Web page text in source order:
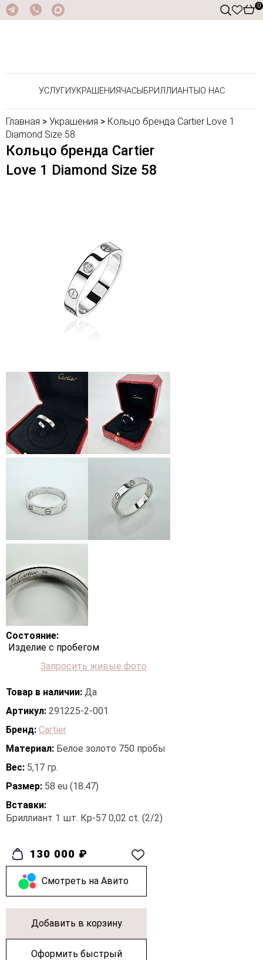
0
УСЛУГИУКРАШЕНИЯЧАСЫ БРИЛЛИАНТЫ О НАС
Главная > Украшения > Кольцо бренда Cartier Love 1
Diamond Size 58
Кольцо бренда Cartier
Love 1 Diamond Size 58
Состояние:
Изделие с пробегом
Запросить живые фото
Товар в наличии: Да
Артикул: 291225-2-001
Бренд: Cartier
Материал: Белое золото 750 пробы
Вес: 5,17 гр.
Размер: 58 eu (18.47)
Вставки:
Бриллиант 1 шт. Кр-57 0,02 ct. (2/2)
130 000 ₽
Cмотреть на Авито
Добавить в корзину
Оформить быстрый